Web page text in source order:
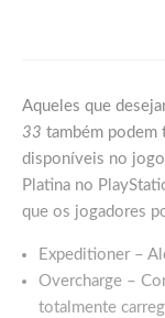
Aqueles que
33 também podem
disponíveis no
Platina no
que os jogadores
Expeditioner –
Overcharge –
totalmente